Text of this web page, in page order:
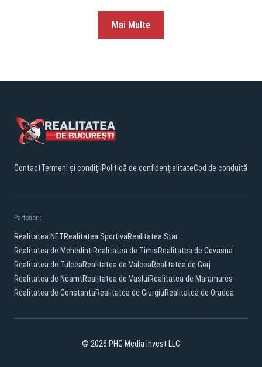
Mai Multe
ContactTermeni și condițiiPolitică de confidențialitateCod de conduită
Parteneri:
Realitatea.NETRealitatea SportivaRealitatea Star
Realitatea de MehedintiRealitatea de TimisRealitatea de Covasna
Realitatea de TulceaRealitatea de ValceaRealitatea de Gorj
Realitatea de NeamtRealitatea de VasluiRealitatea de Maramures
Realitatea de ConstantaRealitatea de GiurgiuRealitatea de Oradea
© 2026 PHG Media Invest LLC